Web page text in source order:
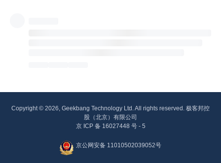
Copyright © 2026, Geekbang Technology Ltd. All rights reserved. 极客邦控
股（北京）有限公司
京 ICP 备 16027448 号 - 5
京公网安备 11010502039052号